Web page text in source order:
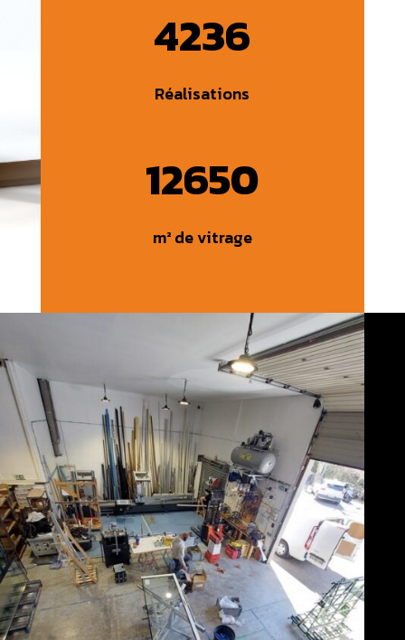
4236
Réalisations
12650
m² de vitrage